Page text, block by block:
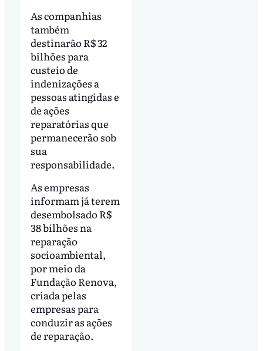
As companhias
também
destinarão R$ 32
bilhões para
custeio de
indenizações a
pessoas atingidas e
de ações
reparatórias que
permanecerão sob
sua
responsabilidade.
As empresas
informam já terem
desembolsado R$
38 bilhões na
reparação
socioambiental,
por meio da
Fundação Renova,
criada pelas
empresas para
conduzir as ações
de reparação.